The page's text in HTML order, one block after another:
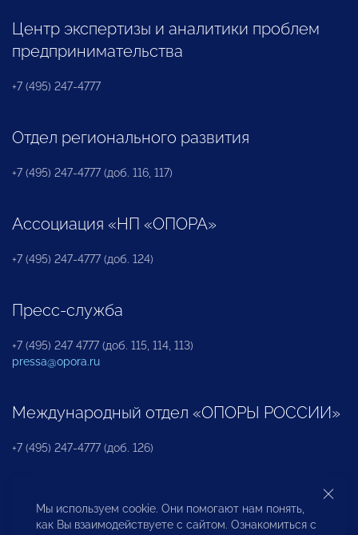
Центр экспертизы и аналитики проблем
предпринимательства
+7 (495) 247-4777
Отдел регионального развития
+7 (495) 247-4777 (доб. 116, 117)
Ассоциация «НП «ОПОРА»
+7 (495) 247-4777 (доб. 124)
Пресс-служба
+7 (495) 247 4777 (доб. 115, 114, 113)
pressa@opora.ru
Международный отдел «ОПОРЫ РОССИИ»
+7 (495) 247-4777 (доб. 126)
Бюро по защите прав предпринимателей и
инвесторов
Мы используем cookie. Они помогают нам понять,
как Вы взаимодействуете с сайтом. Ознакомиться с